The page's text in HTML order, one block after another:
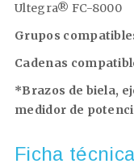
Ultegra® FC-8000
Grupos
Cadenas
*Brazos de biela,
medidor de
Ficha técnica